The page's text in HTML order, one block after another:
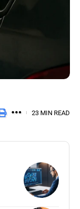
23 MIN READ